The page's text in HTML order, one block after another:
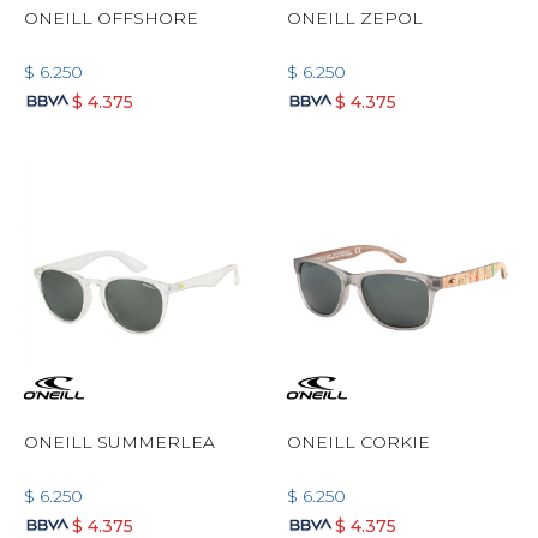
ONEILL OFFSHORE
$ 6.250
$ 4.375
ONEILL ZEPOL
$ 6.250
$ 4.375
ONEILL SUMMERLEA
$ 6.250
$ 4.375
ONEILL CORKIE
$ 6.250
$ 4.375